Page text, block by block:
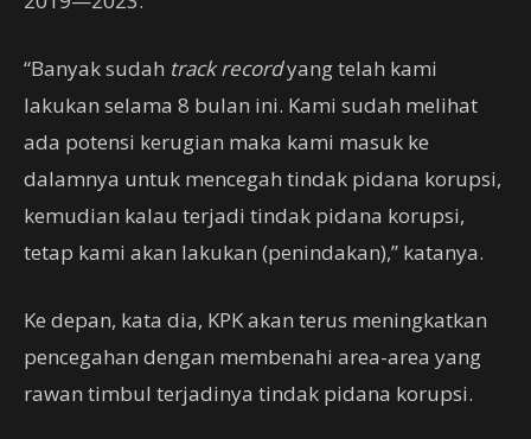
“Banyak sudah track recordyang telah kami
lakukan selama 8 bulan ini. Kami sudah melihat
ada potensi kerugian maka kami masuk ke
dalamnya untuk mencegah tindak pidana korupsi,
kemudian kalau terjadi tindak pidana korupsi,
tetap kami akan lakukan (penindakan),” katanya.
Ke depan, kata dia, KPK akan terus meningkatkan
pencegahan dengan membenahi area-area yang
rawan timbul terjadinya tindak pidana korupsi.